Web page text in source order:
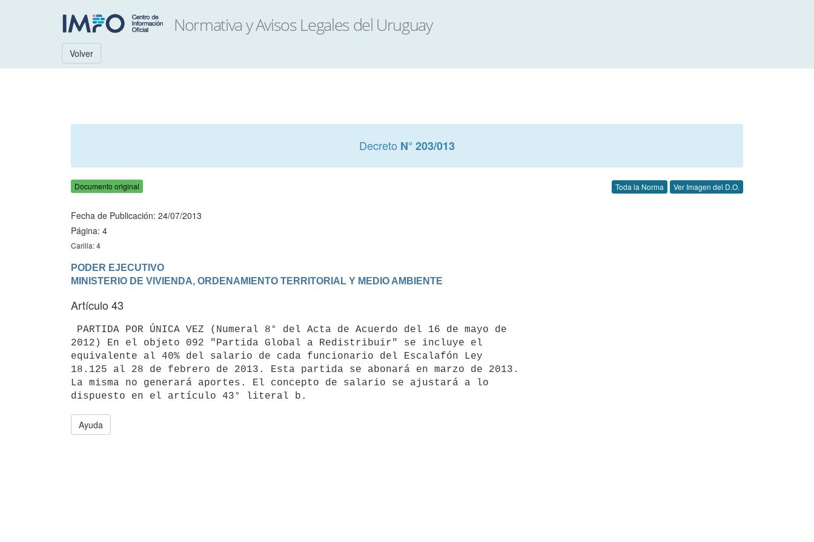
Volver
Decreto N° 203/013
Documento original Toda la Norma Ver Imagen del D.O.
Fecha de Publicación: 24/07/2013
Página: 4
Carilla: 4
PODER EJECUTIVO
Artículo 43
2012) En el objeto 092 "Partida Global a Redistribuir" se incluye el
equivalente al 40% del salario de cada funcionario del Escalafón Ley
18.125 al 28 de febrero de 2013. Esta partida se abonará en marzo de 2013.
La misma no generará aportes. El concepto de salario se ajustará a lo
Ayuda